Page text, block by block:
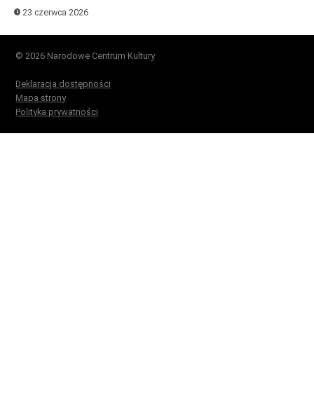
23 czerwca 2026
© 2026 Narodowe Centrum Kultury
Deklaracja dostępności
Mapa strony
Polityka prywatności